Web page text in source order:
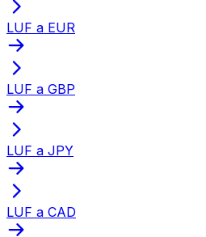
LUF a EUR
LUF a GBP
LUF a JPY
LUF a CAD